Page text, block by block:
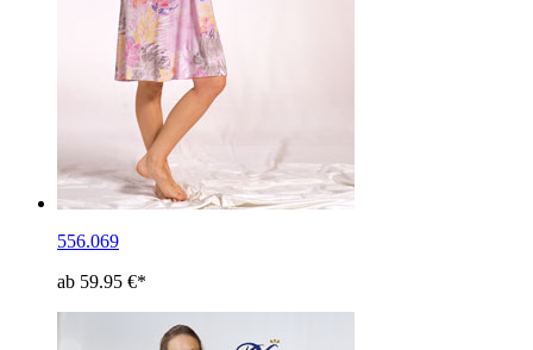
556.069
ab 59.95 €*